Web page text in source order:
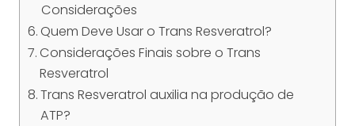
Considerações
Quem Deve Usar o Trans Resveratrol?
Considerações Finais sobre o Trans
Resveratrol
Trans Resveratrol auxilia na produção de
ATP?